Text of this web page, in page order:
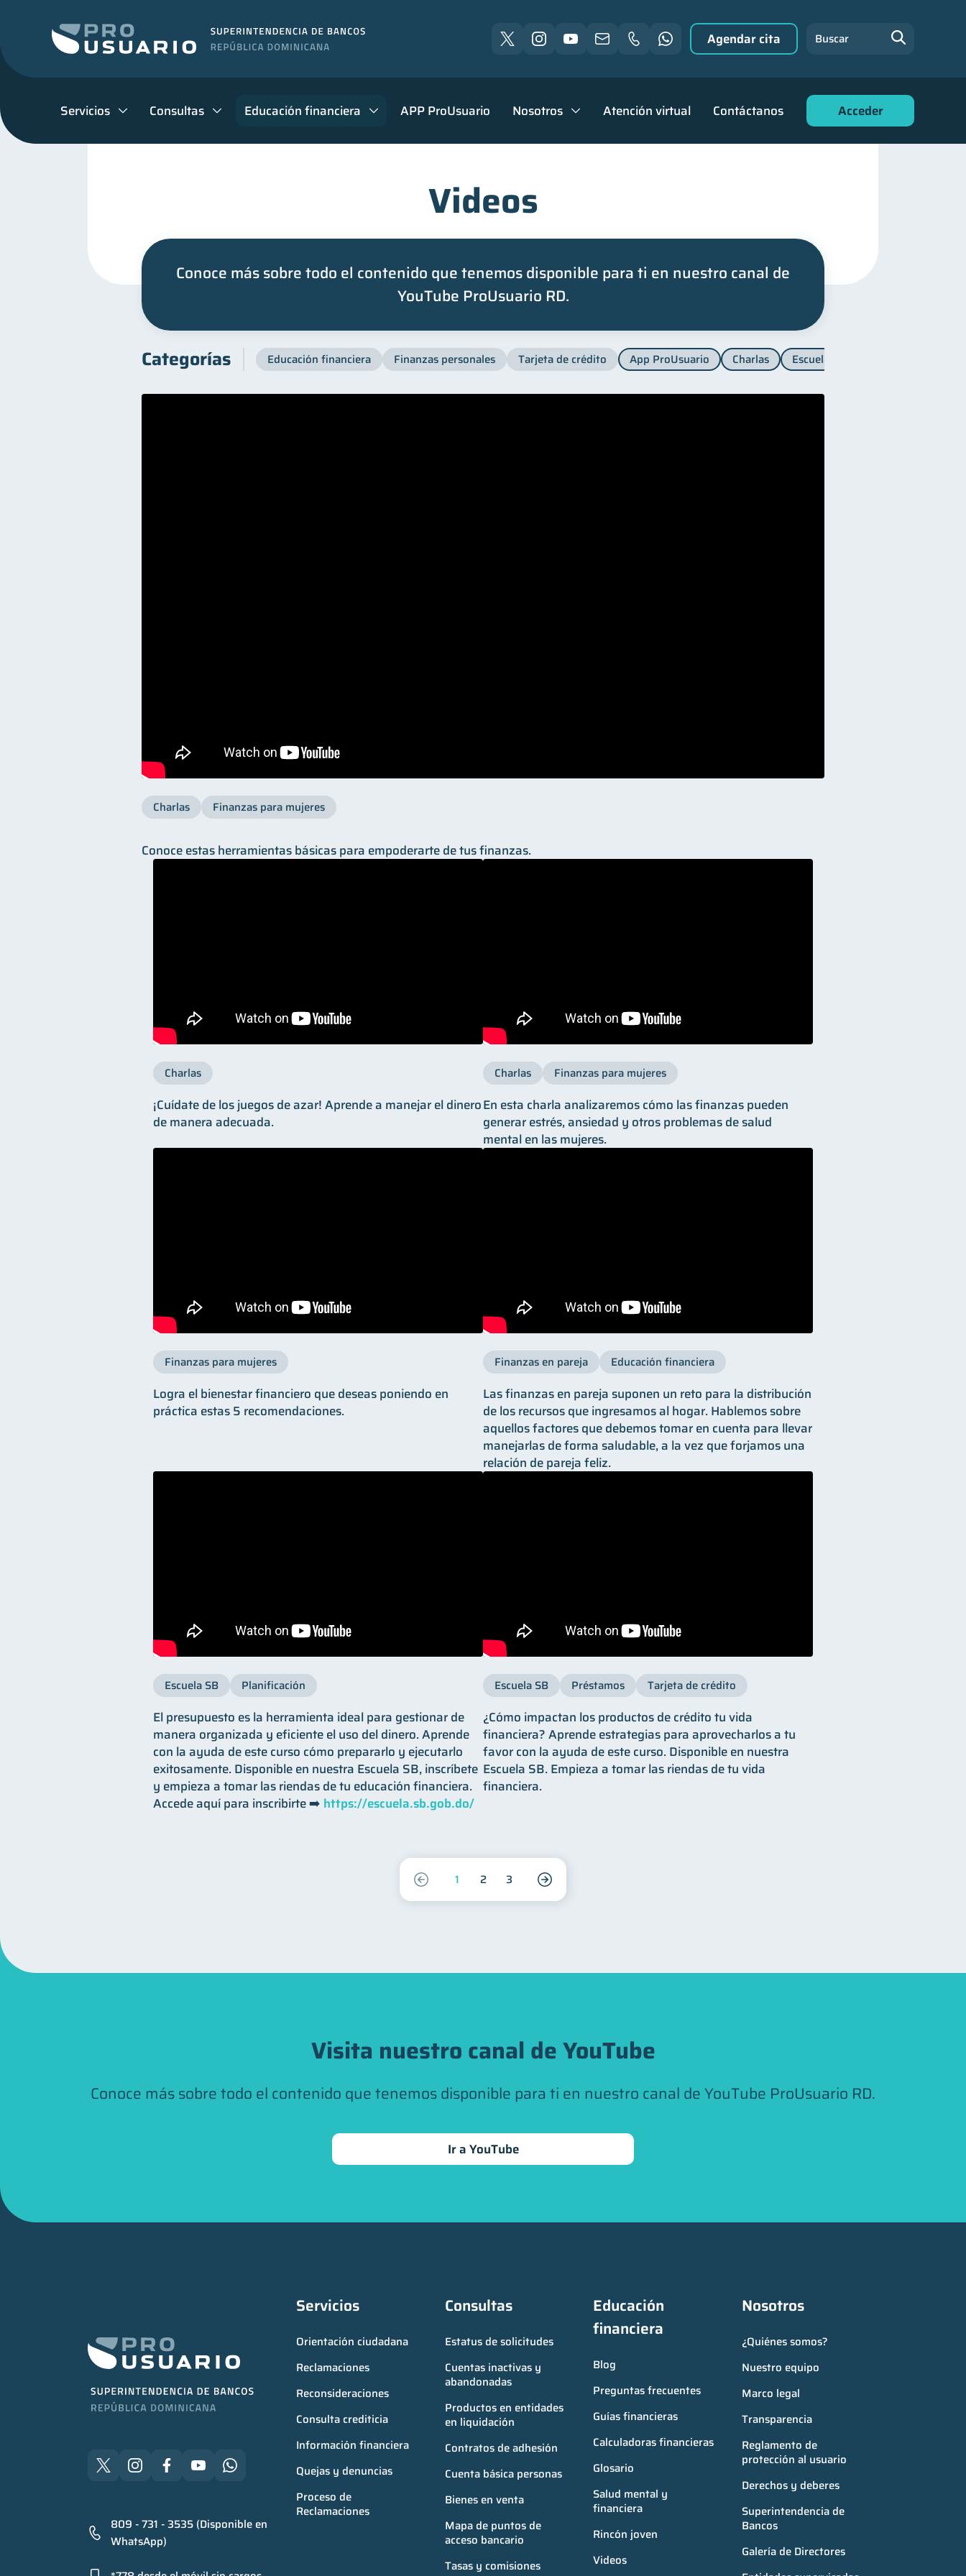
Servicios Consultas Educación financiera APP ProUsuario Nosotros Atención virtual Contáctanos Acceder
Agendar cita Buscar
Visita nuestro canal de YouTube
Conoce más sobre todo el contenido que tenemos disponible para ti en nuestro canal de YouTube ProUsuario RD.
Ir a YouTube
Videos
Conoce más sobre todo el contenido que tenemos disponible para ti en nuestro canal de
YouTube ProUsuario RD.
Categorías Educación financiera Finanzas personales Tarjeta de crédito App ProUsuario Charlas Escuela SB
Charlas Finanzas para mujeres
Conoce estas herramientas básicas para empoderarte de tus finanzas.
Charlas
¡Cuídate de los juegos de azar! Aprende a manejar el dinero
de manera adecuada.
Charlas Finanzas para mujeres
En esta charla analizaremos cómo las finanzas pueden
generar estrés, ansiedad y otros problemas de salud
mental en las mujeres.
Finanzas para mujeres
Logra el bienestar financiero que deseas poniendo en
práctica estas 5 recomendaciones.
Finanzas en pareja Educación financiera
Las finanzas en pareja suponen un reto para la distribución
de los recursos que ingresamos al hogar. Hablemos sobre
aquellos factores que debemos tomar en cuenta para llevar
manejarlas de forma saludable, a la vez que forjamos una
relación de pareja feliz.
Escuela SB Planificación
El presupuesto es la herramienta ideal para gestionar de
manera organizada y eficiente el uso del dinero. Aprende
con la ayuda de este curso cómo prepararlo y ejecutarlo
exitosamente. Disponible en nuestra Escuela SB, inscríbete
y empieza a tomar las riendas de tu educación financiera. ​
Accede aquí para inscribirte ➡️ https://escuela.sb.gob.do/
Escuela SB Préstamos Tarjeta de crédito
¿Cómo impactan los productos de crédito tu vida
financiera? Aprende estrategias para aprovecharlos a tu
favor con la ayuda de este curso. Disponible en nuestra
Escuela SB. Empieza a tomar las riendas de tu vida
financiera.
1 2 3
809 - 731 - 3535 (Disponible en
WhatsApp)
Servicios
Orientación ciudadana
Reclamaciones
Reconsideraciones
Consulta crediticia
Información financiera
Quejas y denuncias
Proceso de
Reclamaciones
Consultas
Estatus de solicitudes
Cuentas inactivas y
abandonadas
Productos en entidades
en liquidación
Contratos de adhesión
Cuenta básica personas
Bienes en venta
Mapa de puntos de
acceso bancario
Tasas y comisiones
Educación
financiera
Blog
Preguntas frecuentes
Guías financieras
Calculadoras financieras
Glosario
Salud mental y
financiera
Rincón joven
Videos
Nosotros
¿Quiénes somos?
Nuestro equipo
Marco legal
Transparencia
Reglamento de
protección al usuario
Derechos y deberes
Superintendencia de
Bancos
Galería de Directores